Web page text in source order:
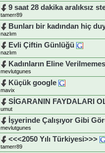
9 saat 28 dakika aralıksız
tamerr89
Bunları bir kadından hiç
nazlım
Evli Çiftin Günlüğü
nazlım
Kadınların Eline
mevlutgunes
Küçük google
mavix
SİGARANIN FAYDALARI
umut
İşyerinde Çalışıyor Gibi
mevlutgunes
<<<2050 Yılı Türkiyesi>>>
tamerr89